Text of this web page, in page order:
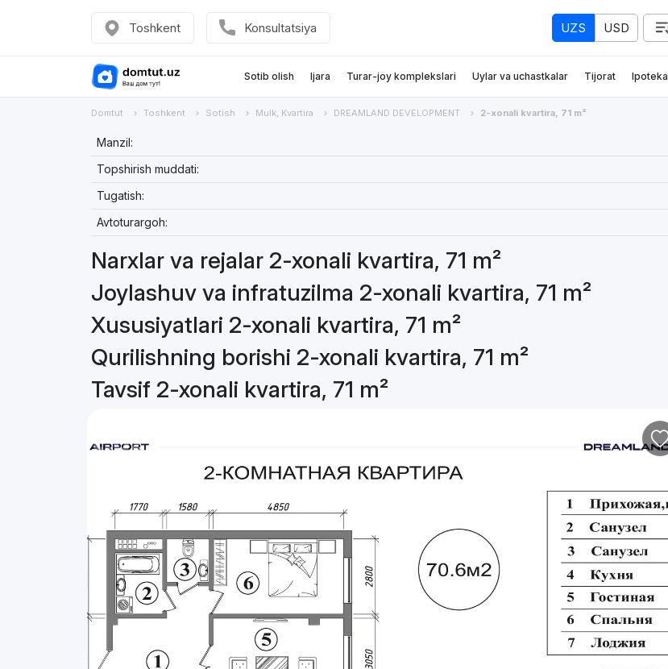
Toshkent Konsultatsiya UZS USD
Sotib olish Ijara Turar-joy komplekslari Uylar va uchastkalar Tijorat Ipoteka
Domtut Toshkent Sotish Mulk, Kvartira DREAMLAND DEVELOPMENT 2-xonali kvartira, 71 m²
Manzil:
Topshirish muddati:
Tugatish:
Avtoturargoh:
Narxlar va rejalar 2-xonali kvartira, 71 m²
Joylashuv va infratuzilma 2-xonali kvartira, 71 m²
Xususiyatlari 2-xonali kvartira, 71 m²
Qurilishning borishi 2-xonali kvartira, 71 m²
Tavsif 2-xonali kvartira, 71 m²